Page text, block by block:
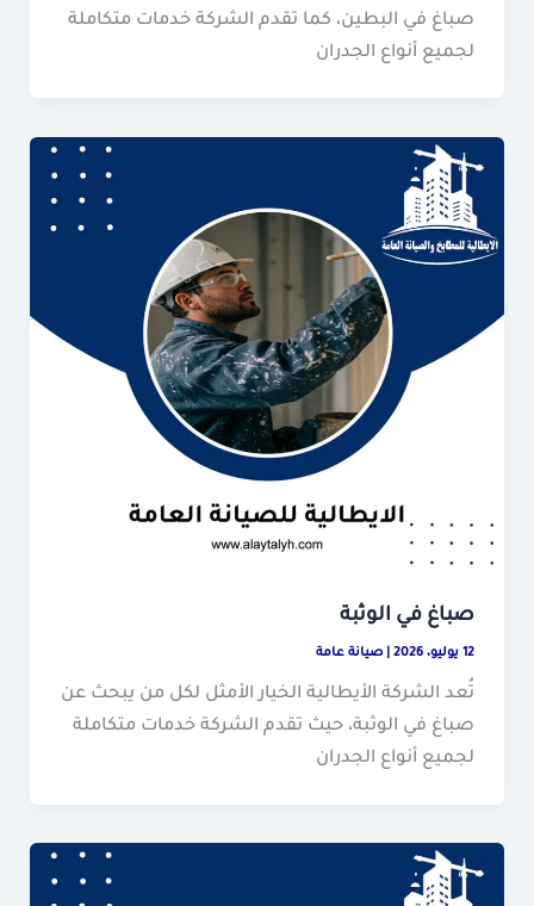
صباغ في البطين، كما تقدم الشركة خدمات متكاملة
لجميع أنواع الجدران
صباغ في الوثبة
12 يوليو، 2026 صيانة عامة
تُعد الشركة الأيطالية الخيار الأمثل لكل من يبحث عن
صباغ في الوثبة، حيث تقدم الشركة خدمات متكاملة
لجميع أنواع الجدران